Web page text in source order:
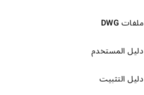
ملفات DWG
دليل المستخدم
دليل التثبيت